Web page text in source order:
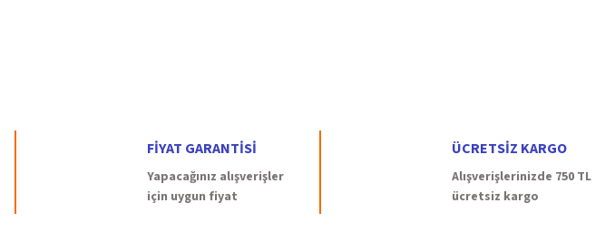
Bu ürüne benzer farklı alternatifler olmalı.
FİYAT GARANTİSİ
Yapacağınız alışverişler
için uygun fiyat
ÜCRETSİZ KARGO
Alışverişlerinizde 750 TL
ücretsiz kargo